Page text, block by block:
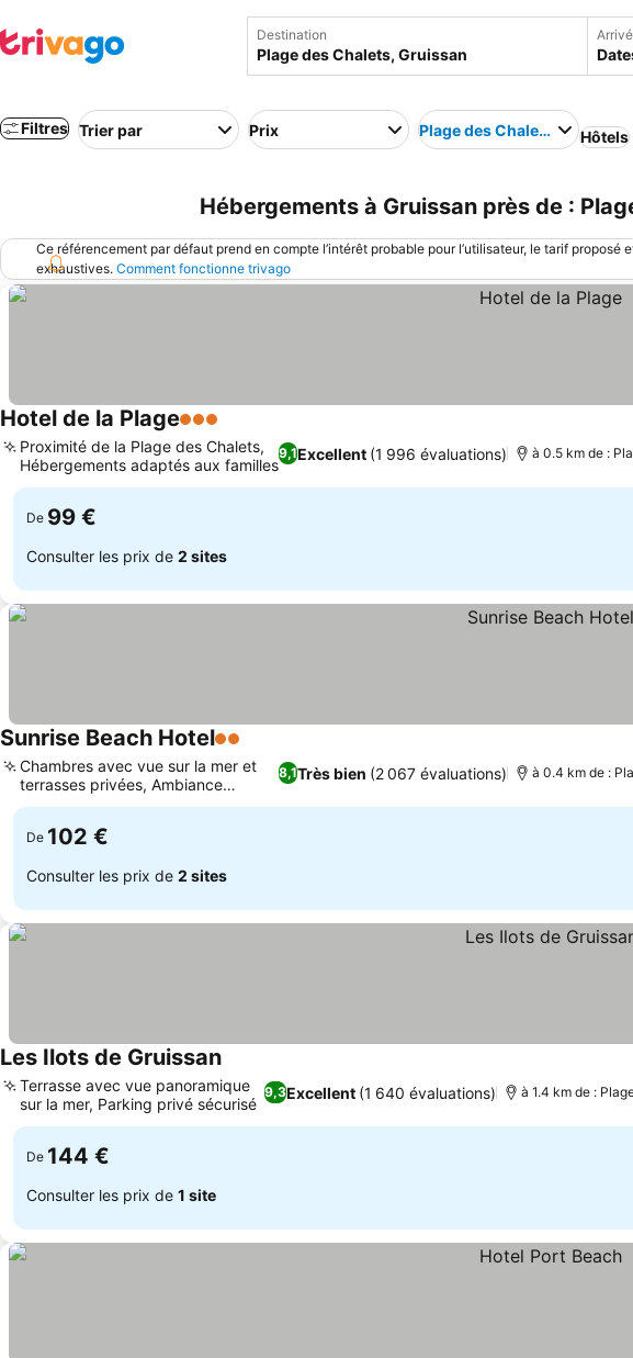
Destination
Filtres Trier par Prix Plage des Chalets Hôtels
Hébergements à Gruissan près de :
Ce référencement par défaut prend en compte l’intérêt probable pour l’utilisateur, le tarif
exhaustives. Comment fonctionne trivago
Hotel de la Plage3 Étoiles
9,1Excellent (1 996 évaluations)
Proximité de la Plage des Chalets,
Hébergements adaptés aux familles
à 0.5 km de :
De 99 €
Consulter les prix de 2 sites
Sunrise Beach Hotel2 Étoiles
8,1Très bien (2 067 évaluations)
Chambres avec vue sur la mer et
terrasses privées, Ambiance
familiale
à 0.4 km de :
De 102 €
Consulter les prix de 2 sites
Les Ilots de GruissanConsulter les prix
9,3Excellent (1 640 évaluations)
Terrasse avec vue panoramique
sur la mer, Parking privé sécurisé
à 1.4 km de :
De 144 €
Consulter les prix de 1 site